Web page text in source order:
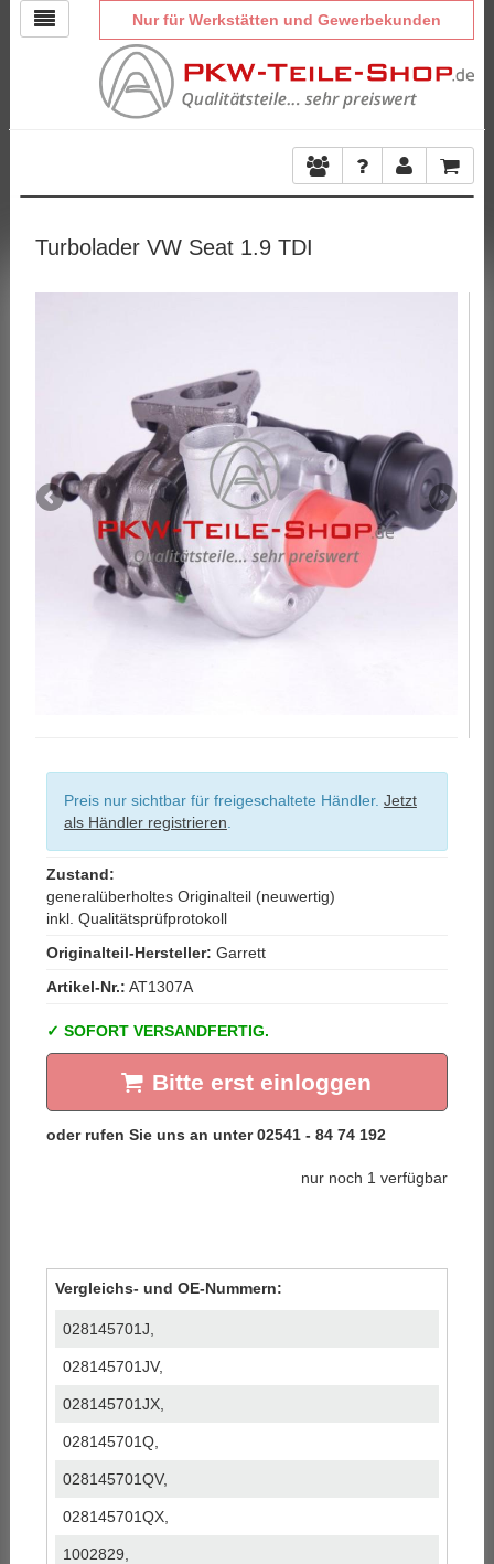
Nur für Werkstätten und Gewerbekunden
Turbolader VW Seat 1.9 TDI
Preis nur sichtbar für freigeschaltete Händler. Jetzt
als Händler registrieren
Zustand:
generalüberholtes Originalteil (neuwertig)
inkl. Qualitätsprüfprotokoll
Originalteil-Hersteller: Garrett
Artikel-Nr.: AT1307A
SOFORT VERSANDFERTIG.
Bitte erst einloggen
nur noch 1 verfügbar
Vergleichs- und OE-Nummern:
028145701J,
028145701JV,
028145701JX,
028145701Q,
028145701QV,
028145701QX,
1002829,